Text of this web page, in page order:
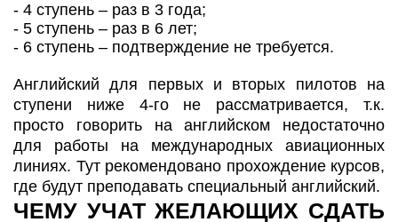
- 4 ступень – раз в 3 года;
- 5 ступень – раз в 6 лет;
- 6 ступень – подтверждение не требуется.
Английский для первых и вторых пилотов на
ступени ниже 4-го не рассматривается, т.к.
просто говорить на английском недостаточно
для работы на международных авиационных
линиях. Тут рекомендовано прохождение курсов,
где будут преподавать специальный английский.
ЧЕМУ УЧАТ ЖЕЛАЮЩИХ СДАТЬ